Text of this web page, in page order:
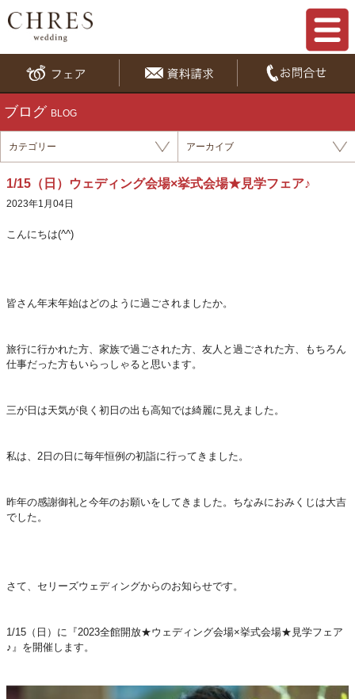
ブログ BLOG
カテゴリー アーカイブ
1/15（日）ウェディング会場×挙式会場★見学フェア♪
2023年1月04日
こんにちは(^^)
皆さん年末年始はどのように過ごされましたか。
旅行に行かれた方、家族で過ごされた方、友人と過ごされた方、もちろん
仕事だった方もいらっしゃると思います。
三が日は天気が良く初日の出も高知では綺麗に見えました。
私は、2日の日に毎年恒例の初詣に行ってきました。
昨年の感謝御礼と今年のお願いをしてきました。ちなみにおみくじは大吉
でした。
さて、セリーズウェディングからのお知らせです。
1/15（日）に『2023全館開放★ウェディング会場×挙式会場★見学フェア
♪』を開催します。